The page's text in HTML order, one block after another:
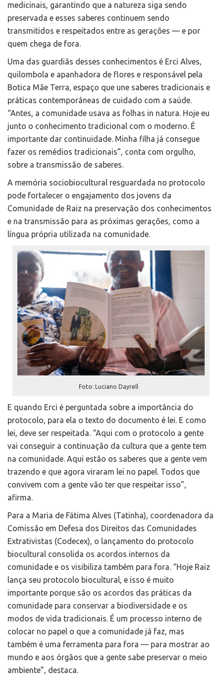
medicinais, garantindo que a natureza siga sendo
preservada e esses saberes continuem sendo
transmitidos e respeitados entre as gerações — e por
quem chega de fora.
Uma das guardiãs desses conhecimentos é Erci Alves,
quilombola e apanhadora de flores e responsável pela
Botica Mãe Terra, espaço que une saberes tradicionais e
práticas contemporâneas de cuidado com a saúde.
“Antes, a comunidade usava as folhas in natura. Hoje eu
junto o conhecimento tradicional com o moderno. É
importante dar continuidade. Minha filha já consegue
fazer os remédios tradicionais”, conta com orgulho,
sobre a transmissão de saberes.
A memória sociobiocultural resguardada no protocolo
pode fortalecer o engajamento dos jovens da
Comunidade de Raiz na preservação dos conhecimentos
e na transmissão para as próximas gerações, como a
língua própria utilizada na comunidade.
Foto: Luciano Dayrell
E quando Erci é perguntada sobre a importância do
protocolo, para ela o texto do documento é lei. E como
lei, deve ser respeitada. “Aqui com o protocolo a gente
vai conseguir a continuação da cultura que a gente tem
na comunidade. Aqui estão os saberes que a gente vem
trazendo e que agora viraram lei no papel. Todos que
convivem com a gente vão ter que respeitar isso”,
afirma.
Para a Maria de Fátima Alves (Tatinha), coordenadora da
Comissão em Defesa dos Direitos das Comunidades
Extrativistas (Codecex), o lançamento do protocolo
biocultural consolida os acordos internos da
comunidade e os visibiliza também para fora. “Hoje Raiz
lança seu protocolo biocultural, e isso é muito
importante porque são os acordos das práticas da
comunidade para conservar a biodiversidade e os
modos de vida tradicionais. É um processo interno de
colocar no papel o que a comunidade já faz, mas
também é uma ferramenta para fora — para mostrar ao
mundo e aos órgãos que a gente sabe preservar o meio
ambiente”, destaca.